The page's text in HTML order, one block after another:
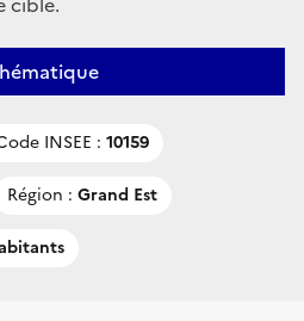
INSEE : 10159
Région : Grand Est